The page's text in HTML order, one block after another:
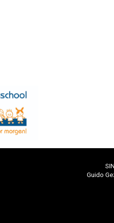
Guido